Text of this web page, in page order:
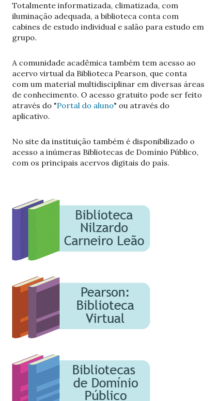
Totalmente informatizada, climatizada, com
iluminação adequada, a biblioteca conta com
cabines de estudo individual e salão para estudo em
grupo.
A comunidade acadêmica também tem acesso ao
acervo virtual da Biblioteca Pearson, que conta
com um material multidisciplinar em diversas áreas
de conhecimento. O acesso gratuito pode ser feito
através do "Portal do aluno" ou através do
aplicativo.
No site da instituição também é disponibilizado o
acesso a inúmeras Bibliotecas de Domínio Público,
com os principais acervos digitais do país.